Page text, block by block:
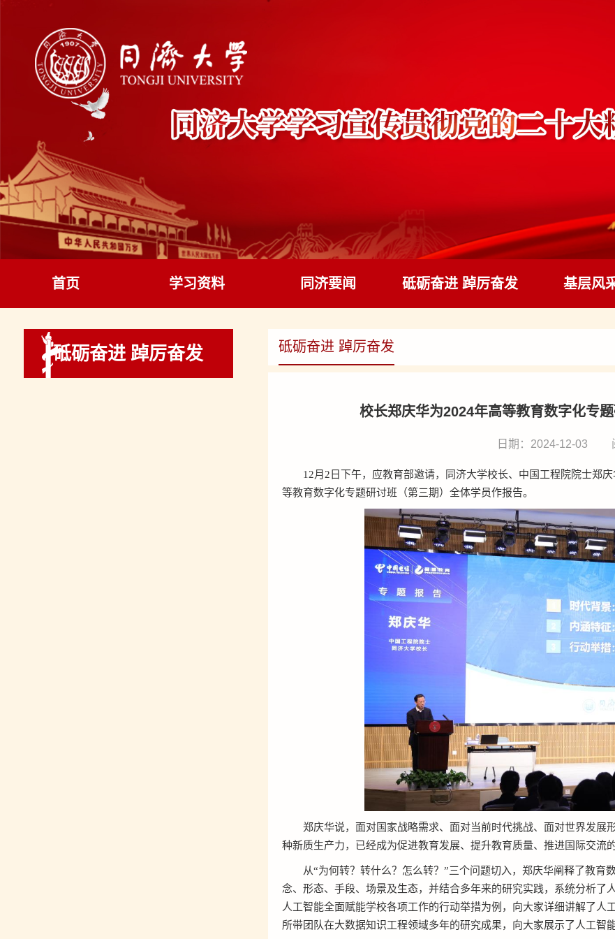
首页 学习资料 同济要闻 砥砺奋进 踔厉奋发 基层风
砥砺奋进 踔厉奋发 砥砺奋进 踔厉奋发
校长郑庆华为2024年高等教育数字化专
日期：2024-12-03
12月2日下午，应教育部邀请，同济大学校长、中国工程院院士郑
等教育数字化专题研讨班（第三期）全体学员作报告。
郑庆华说，面对国家战略需求、面对当前时代挑战、面对世界发
种新质生产力，已经成为促进教育发展、提升教育质量、推进国际交流
从“为何转？转什么？怎么转？”三个问题切入，郑庆华阐释了教
念、形态、手段、场景及生态，并结合多年来的研究实践，系统分析了
人工智能全面赋能学校各项工作的行动举措为例，向大家详细讲解了
所带团队在大数据知识工程领域多年的研究成果，向大家展示了人工智